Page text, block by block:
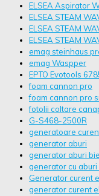
ELSEA Aspirator
ELSEA STEAM
ELSEA STEAM
ELSEA STEAM
emag steinhaus
emag Waspper
EPTO Evotools
foam cannon pro
foam cannon pro
fotolii coltare
G-S468-2500R
generatoare
generator aburi
generator aburi
generator cu
Generator curent
generator curent